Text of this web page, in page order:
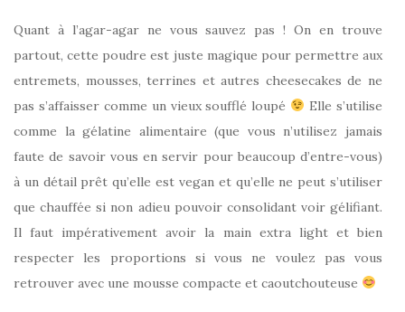
Quant à l’agar-agar ne vous sauvez pas ! On en trouve
partout, cette poudre est juste magique pour permettre aux
entremets, mousses, terrines et autres cheesecakes de ne
pas s’affaisser comme un vieux soufflé loupé
Elle s’utilise
comme la gélatine alimentaire (que vous n’utilisez jamais
faute de savoir vous en servir pour beaucoup d’entre-vous)
à un détail prêt qu’elle est vegan et qu’elle ne peut s’utiliser
que chauffée si non adieu pouvoir consolidant voir gélifiant.
Il faut impérativement avoir la main extra light et bien
respecter les proportions si vous ne voulez pas vous
retrouver avec une mousse compacte et caoutchouteuse